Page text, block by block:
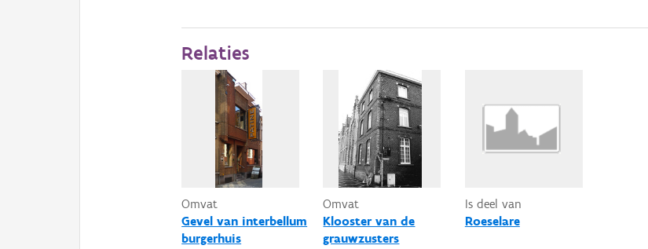
Relaties
Omvat
Gevel van interbellum
burgerhuis
Omvat
Klooster van de
grauwzusters
Is deel van
Roeselare